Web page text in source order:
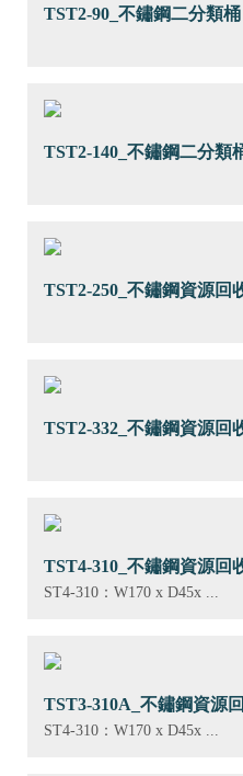
TST2-90_不鏽鋼二分類桶
TST2-140_不鏽鋼二分類
TST2-250_不鏽鋼資源回
TST2-332_不鏽鋼資源回
TST4-310_不鏽鋼資源回
ST4-310：W170 x D45x ...
TST3-310A_不鏽鋼資源
ST4-310：W170 x D45x ...